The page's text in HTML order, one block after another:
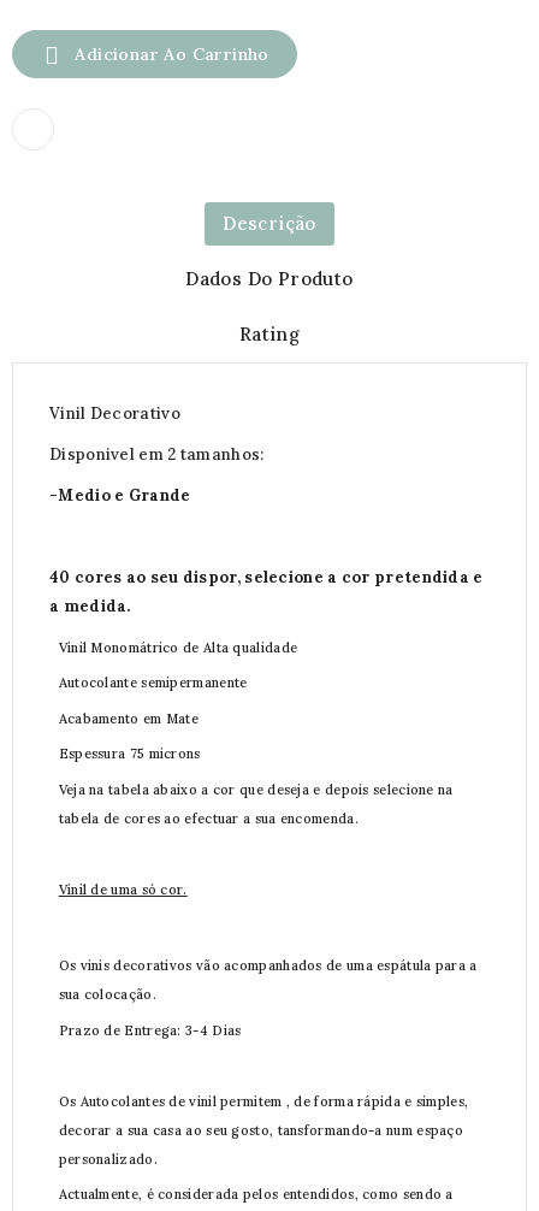
 Adicionar Ao Carrinho
Descrição
Dados Do Produto
Rating
Vinil Decorativo
Disponivel em 2 tamanhos:
-Medio e Grande
40 cores ao seu dispor, selecione a cor pretendida e
a medida.
Vinil Monomátrico de Alta qualidade
Autocolante semipermanente
Acabamento em Mate
Espessura 75 microns
Veja na tabela abaixo a cor que deseja e depois selecione na
tabela de cores ao efectuar a sua encomenda.
Vinil de uma só cor.
Os vinis decorativos vão acompanhados de uma espátula para a
sua colocação.
Prazo de Entrega: 3-4 Dias
Os Autocolantes de vinil permitem , de forma rápida e simples,
decorar a sua casa ao seu gosto, tansformando-a num espaço
personalizado.
Actualmente, é considerada pelos entendidos, como sendo a